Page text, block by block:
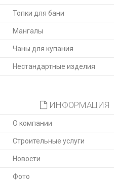
Топки для бани
Мангалы
Чаны для купания
Нестандартные изделия
ИНФОРМАЦИЯ
О компании
Строительные услуги
Новости
Фото